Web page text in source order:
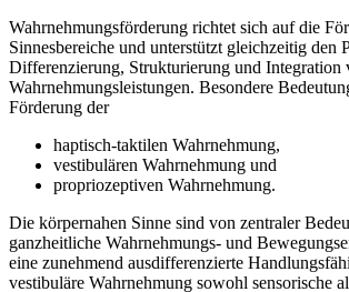
Wahrnehmungsförderung richtet sich auf die
Sinnesbereiche und unterstützt gleichzeitig den
Differenzierung, Strukturierung und Integration
Wahrnehmungsleistungen. Besondere
Förderung der
haptisch-taktilen Wahrnehmung,
vestibulären Wahrnehmung und
propriozeptiven Wahrnehmung.
Die körpernahen Sinne sind von zentraler
ganzheitliche Wahrnehmungs- und
eine zunehmend ausdifferenzierte
vestibuläre Wahrnehmung sowohl sensorische